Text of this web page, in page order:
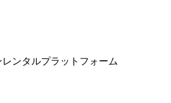
ンタルプラットフォーム